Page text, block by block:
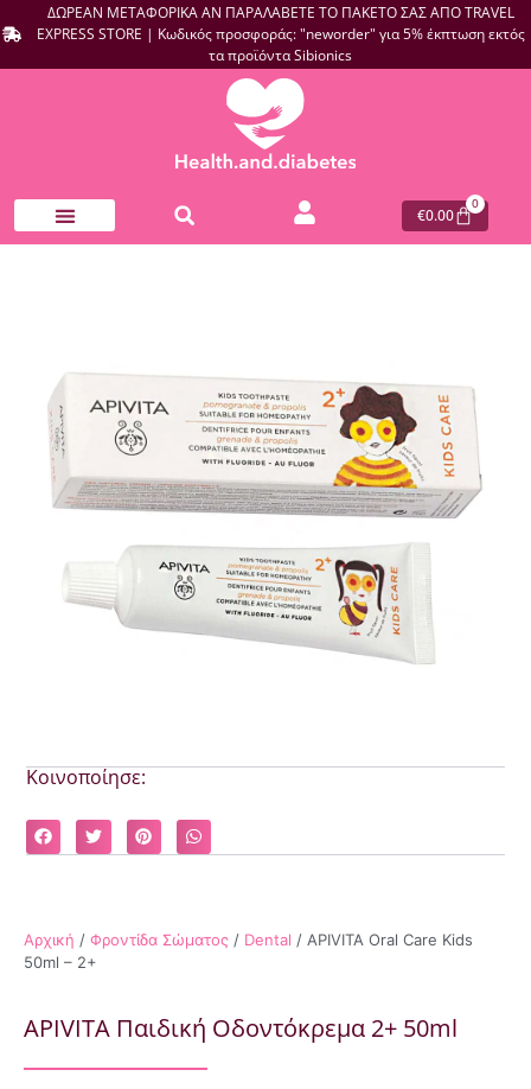
ΔΩΡΕΑΝ ΜΕΤΑΦΟΡΙΚΑ ΑΝ ΠΑΡΑΛΑΒΕΤΕ ΤΟ ΠΑΚΕΤΟ ΣΑΣ ΑΠΟ TRAVEL
EXPRESS STORE | Κωδικός προσφοράς: "neworder" για 5% έκπτωση εκτός
τα προϊόντα Sibionics
€0.00
0
Κοινοποίησε:
Αρχική / Φροντίδα Σώματος / Dental / APIVITA Oral Care Kids
50ml – 2+
APIVITA Παιδική Οδοντόκρεμα 2+ 50ml